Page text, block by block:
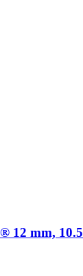
12 mm, 10.5